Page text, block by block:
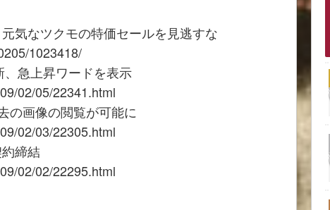
気なツクモの特価セールを見逃すな
1023418/
急上昇ワードを表示
02/05/22341.html
の画像の閲覧が可能に
02/03/22305.html
締結
02/02/22295.html